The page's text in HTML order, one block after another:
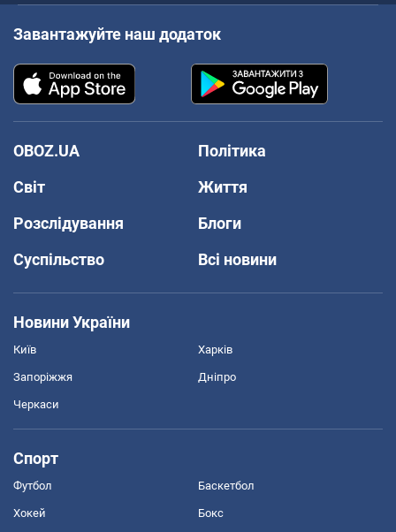
Завантажуйте наш додаток
OBOZ.UA
Політика
Світ
Життя
Розслідування
Блоги
Суспільство
Всі новини
Новини України
Київ Харків
Запоріжжя Дніпро
Черкаси
Спорт
Футбол Баскетбол
Хокей Бокс